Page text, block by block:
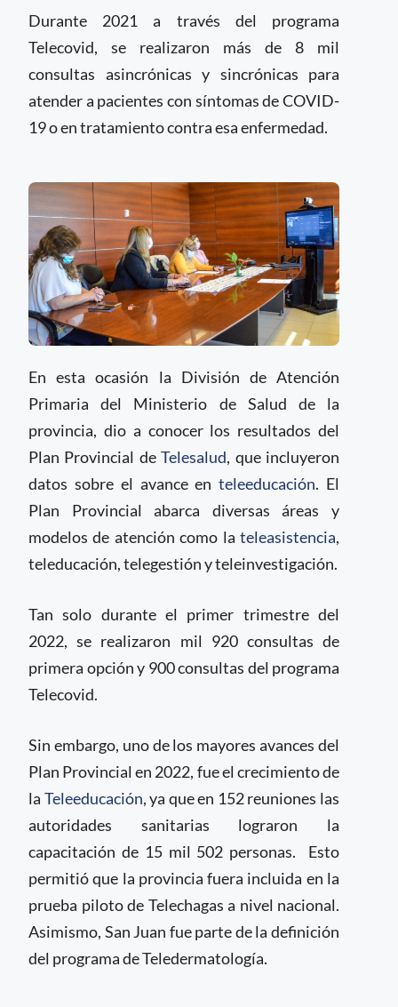
Durante 2021 a través del programa
Telecovid, se realizaron más de 8 mil
consultas asincrónicas y sincrónicas para
atender a pacientes con síntomas de COVID-
19 o en tratamiento contra esa enfermedad.
En esta ocasión la División de Atención
Primaria del Ministerio de Salud de la
provincia, dio a conocer los resultados del
Plan Provincial deTelesalud, que incluyeron
datos sobre el avance enteleeducación. El
Plan Provincial abarca diversas áreas y
modelos de atención como la teleasistencia,
teleducación, telegestión y teleinvestigación.
Tan solo durante el primer trimestre del
2022, se realizaron mil 920 consultas de
primera opción y 900 consultas del programa
Telecovid.
Sin embargo, uno de los mayores avances del
Plan Provincial en 2022, fue el crecimiento de
la Teleeducación, ya que en 152 reuniones las
autoridades sanitarias lograron la
capacitación de 15 mil 502 personas. Esto
permitió que la provincia fuera incluida en la
prueba piloto de Telechagas a nivel nacional.
Asimismo, San Juan fue parte de la definición
del programa de Teledermatología.